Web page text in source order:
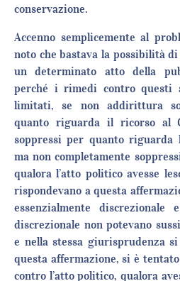
conservazione.
Accenno semplicemente al
noto che bastava la possibilità
un determinato atto della
perché i rimedi contro questi
limitati, se non addirittura
quanto riguarda il ricorso al
soppressi per quanto
ma non completamente
qualora l’atto politico avesse
rispondevano a questa
essenzialmente
discrezionale non potevano
e nella stessa giurisprudenza
questa affermazione, si è
contro l’atto politico, qualora